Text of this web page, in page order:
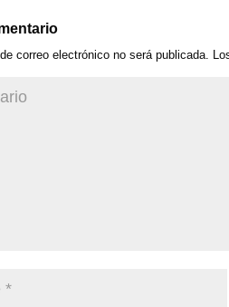
correo electrónico no será publicada.